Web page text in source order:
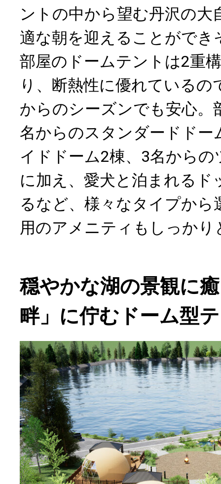
ントの中から望む丹沢の大
適な朝を迎えることができ
部屋のドームテントは2重
り、断熱性に優れているの
からのシーズンでも安心。
名からのスタンダードドー
イドドーム2棟、3名から
に加え、愛犬と泊まれるド
るなど、様々なタイプから
用のアメニティもしっかり
穏やかな湖の景観に
畔」に佇むドーム型